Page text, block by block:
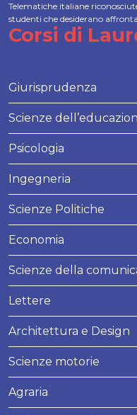
Telematiche italiane
studenti che desiderano
Corsi di
Giurisprudenza
Scienze
Psicologia
Ingegneria
Scienze Politiche
Economia
Scienze della
Lettere
Architettura e Design
Scienze motorie
Agraria